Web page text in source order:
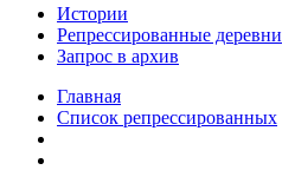
Истории
Репрессированные деревни
Запрос в архив
Главная
Список репрессированных